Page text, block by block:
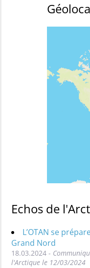
Echos de
L’OTAN se
Grand Nord
18.03.2024 -
l'Arctique le 12/03/2024